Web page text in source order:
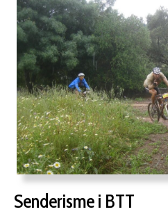
Senderisme i BTT